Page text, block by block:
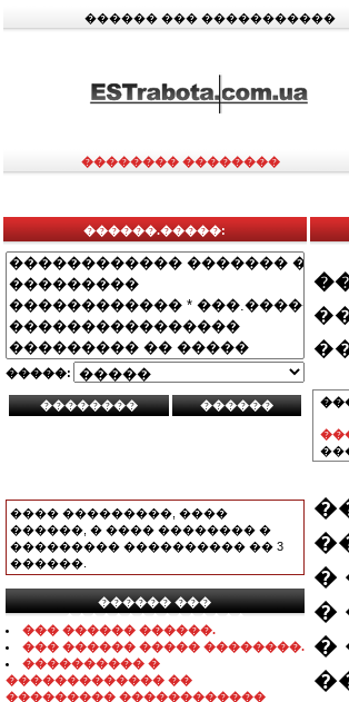
������ ��� �����������
�������� ��������
������.�����:
�����:
���� ���������, ����
������, � ���� �������� �
��������� ���������� �� 3
������.
������ ���
���������������
��� ������ ������.
��� ������ ����� ��������.
���������� �
������������� ��
��������� ������������
�
�
�